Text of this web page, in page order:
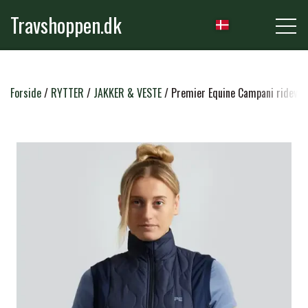
Travshoppen.dk
NYHEDER
HEST
GRIMER & TRÆKTOVE
TRENSER & TILBEHØR
SADLER & TILBEHØR
RYTTER
RIDEBUKSER & LEGGINS
TRØJER, BLUSER & T-SHIRTS
PLEJE & STALD
STRIGLER & TILBEHØR
Forside RYTTER JAKKER & VESTE Premier Equine Campani